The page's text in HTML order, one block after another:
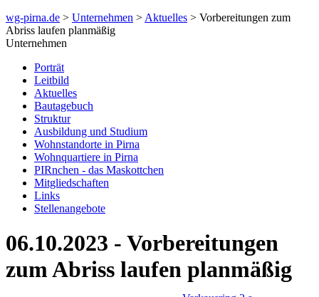
wg-pirna.de > Unternehmen > Aktuelles > Vorbereitungen zum
Abriss laufen planmäßig
Unternehmen
Porträt
Leitbild
Aktuelles
Bautagebuch
Struktur
Ausbildung und Studium
Wohnstandorte in Pirna
Wohnquartiere in Pirna
PIRnchen - das Maskottchen
Mitgliedschaften
Links
Stellenangebote
06.10.2023 - Vorbereitungen
zum Abriss laufen planmäßig